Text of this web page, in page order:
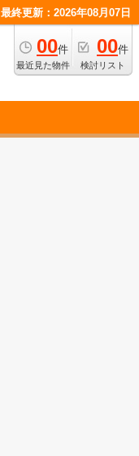
最終更新：2026年08月07日
00件
最近見た物件
00件
検討リスト